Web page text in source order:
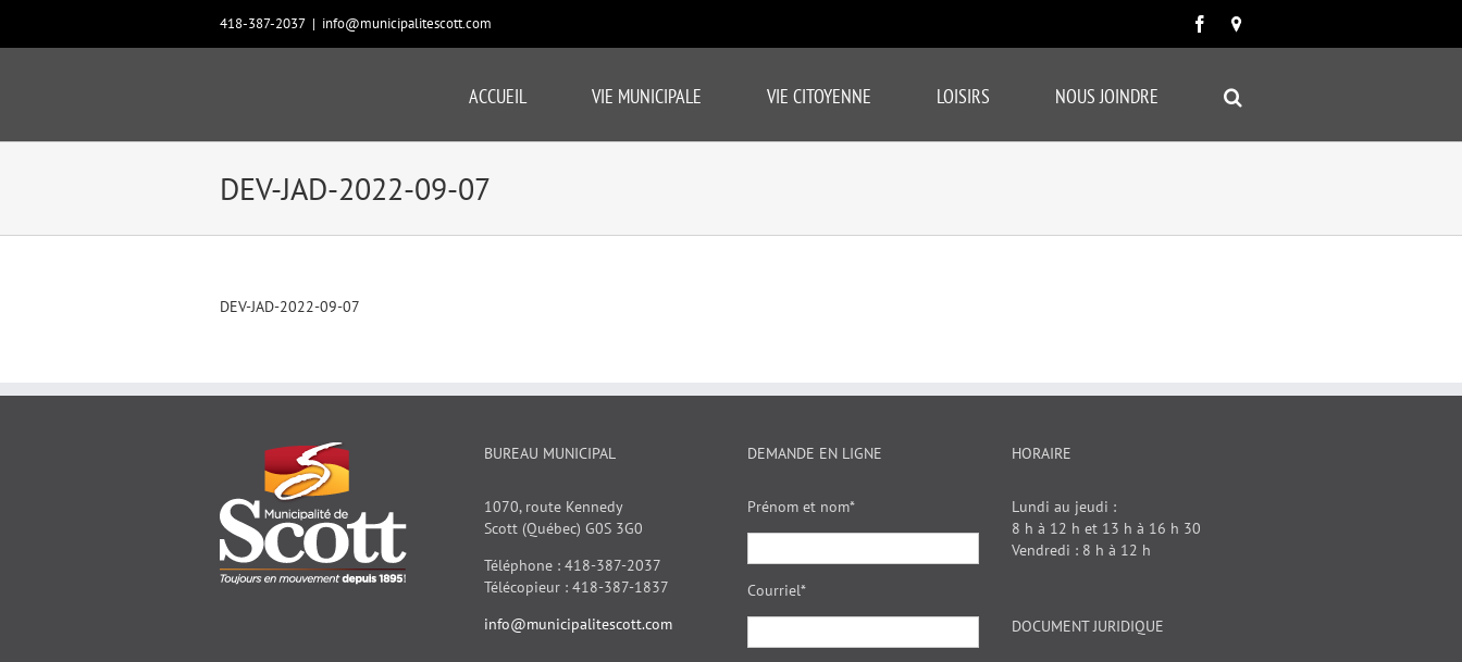
contenu
418-387-2037 | info@municipalitescott.com Facebook
Carte
ACCUEIL VIE MUNICIPALE VIE CITOYENNE LOISIRS NOUS JOINDRE
DEV-JAD-2022-09-07
DEV-JAD-2022-09-07
BUREAU MUNICIPAL
1070, route Kennedy
Scott (Québec) G0S 3G0
Téléphone : 418-387-2037
Télécopieur : 418-387-1837
info@municipalitescott.com
DEMANDE EN LIGNE
Prénom et nom*
Courriel*
HORAIRE
Lundi au jeudi :
8 h à 12 h et 13 h à 16 h 30
Vendredi : 8 h à 12 h
DOCUMENT JURIDIQUE